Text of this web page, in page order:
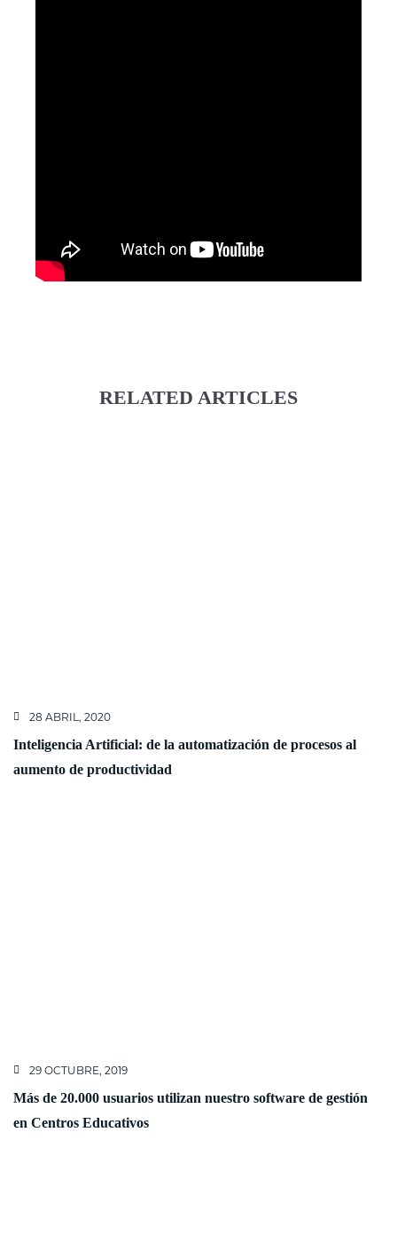
RELATED ARTICLES
28 ABRIL, 2020
Inteligencia Artificial: de la automatización de procesos al
aumento de productividad
29 OCTUBRE, 2019
Más de 20.000 usuarios utilizan nuestro software de gestión
en Centros Educativos